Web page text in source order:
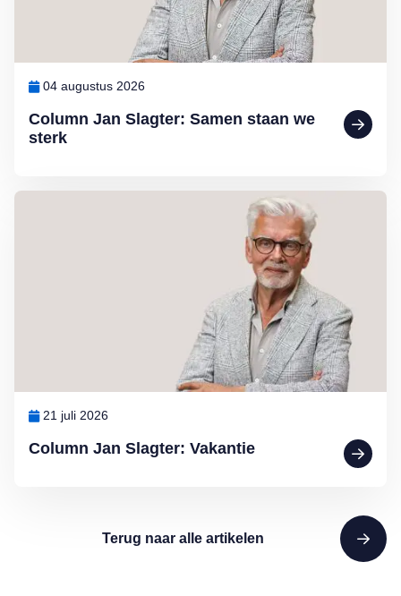
Column Jan Slagter: Samen staan we
sterk
04 augustus 2026
Column Jan Slagter: Vakantie
21 juli 2026
Lees meer over Column Jan Slagter: Vakantie
Terug naar alle artikelen